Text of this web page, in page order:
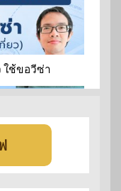
ใช้ขอวีซ่า